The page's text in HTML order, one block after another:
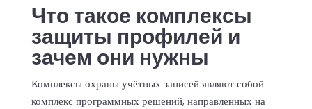
Что такое комплексы
защиты профилей и
зачем они нужны
Комплексы охраны учётных записей являют собой
комплекс программных решений, направленных на